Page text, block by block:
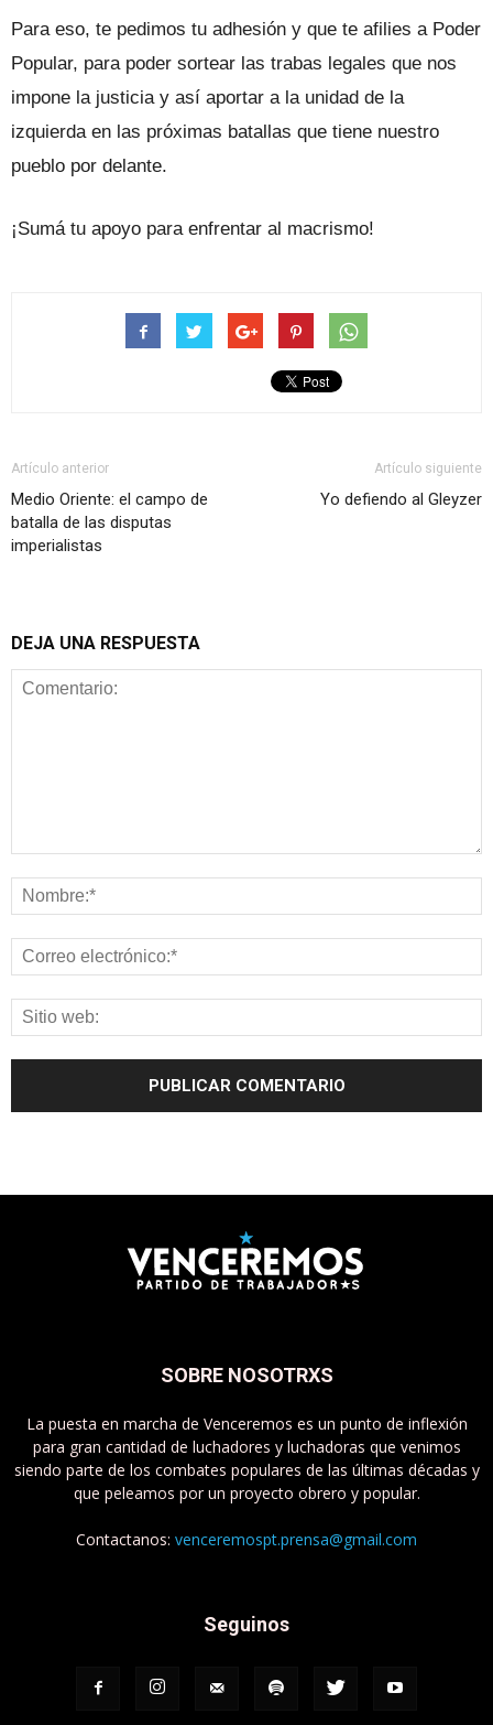
Para eso, te pedimos tu adhesión y que te afilies a Poder
Popular, para poder sortear las trabas legales que nos
impone la justicia y así aportar a la unidad de la
izquierda en las próximas batallas que tiene nuestro
pueblo por delante.
¡Sumá tu apoyo para enfrentar al macrismo!
Artículo anterior
Medio Oriente: el campo de
batalla de las disputas
imperialistas
Artículo siguiente
Yo defiendo al Gleyzer
DEJA UNA RESPUESTA
SOBRE NOSOTRXS
La puesta en marcha de Venceremos es un punto de inflexión
para gran cantidad de luchadores y luchadoras que venimos
siendo parte de los combates populares de las últimas décadas y
que peleamos por un proyecto obrero y popular.
Contactanos: venceremospt.prensa@gmail.com
Seguinos